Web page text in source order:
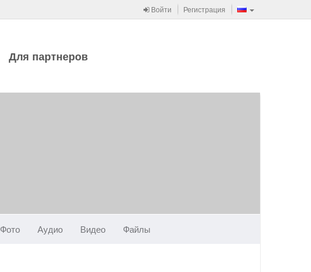
Войти Регистрация
Для партнеров
Фото Аудио Видео Файлы